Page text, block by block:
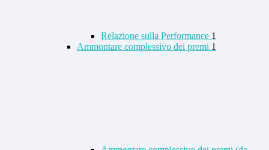
Relazione sulla Performance 1
Ammontare complessivo dei premi 1